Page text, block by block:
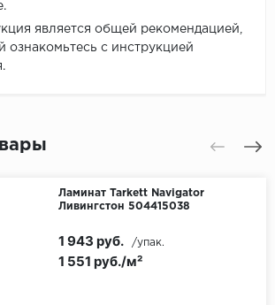
является общей рекомендацией,
ознакомьтесь с инструкцией
Ламинат Tarkett Navigator
Ливингстон 504415038
1 551 руб./м²
1 943 руб. /упак.